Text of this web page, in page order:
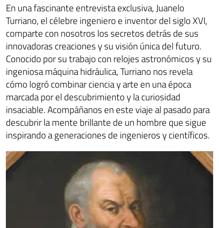
En una fascinante entrevista exclusiva, Juanelo
Turriano, el célebre ingeniero e inventor del siglo XVI,
comparte con nosotros los secretos detrás de sus
innovadoras creaciones y su visión única del futuro.
Conocido por su trabajo con relojes astronómicos y su
ingeniosa máquina hidráulica, Turriano nos revela
cómo logró combinar ciencia y arte en una época
marcada por el descubrimiento y la curiosidad
insaciable. Acompáñanos en este viaje al pasado para
descubrir la mente brillante de un hombre que sigue
inspirando a generaciones de ingenieros y científicos.